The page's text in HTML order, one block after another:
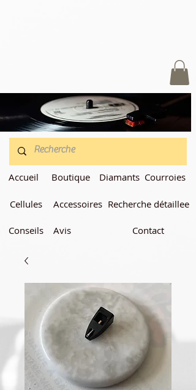
Accueil
Cellules
Conseils
Boutique
Accessoires
Avis
Diamants Courroies
Recherche détaillee
Contact